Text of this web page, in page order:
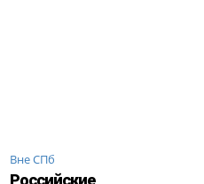
Вне СПб
Российские